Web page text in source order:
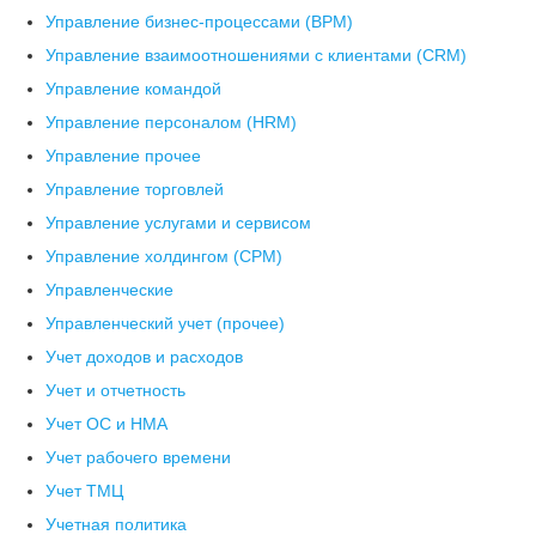
Управление бизнес-процессами (BPM)
Управление взаимоотношениями с клиентами (СRM)
Управление командой
Управление персоналом (HRM)
Управление прочее
Управление торговлей
Управление услугами и сервисом
Управление холдингом (CPM)
Управленческие
Управленческий учет (прочее)
Учет доходов и расходов
Учет и отчетность
Учет ОС и НМА
Учет рабочего времени
Учет ТМЦ
Учетная политика